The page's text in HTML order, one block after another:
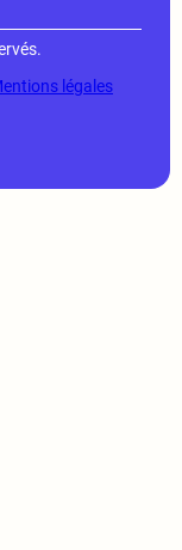
légales